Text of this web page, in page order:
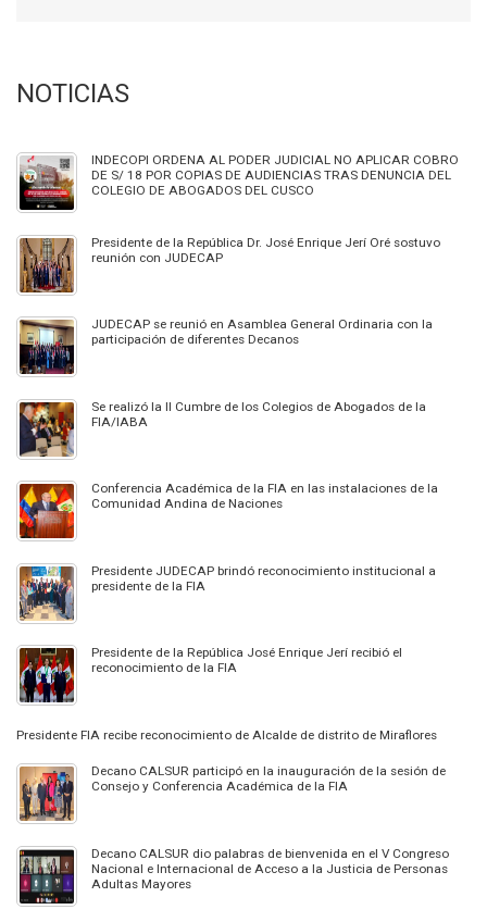
NOTICIAS
INDECOPI ORDENA AL PODER JUDICIAL NO APLICAR COBRO
DE S/ 18 POR COPIAS DE AUDIENCIAS TRAS DENUNCIA DEL
COLEGIO DE ABOGADOS DEL CUSCO
Presidente de la República Dr. José Enrique Jerí Oré sostuvo
reunión con JUDECAP
JUDECAP se reunió en Asamblea General Ordinaria con la
participación de diferentes Decanos
Se realizó la II Cumbre de los Colegios de Abogados de la
FIA/IABA
Conferencia Académica de la FIA en las instalaciones de la
Comunidad Andina de Naciones
Presidente JUDECAP brindó reconocimiento institucional a
presidente de la FIA
Presidente de la República José Enrique Jerí recibió el
reconocimiento de la FIA
Presidente FIA recibe reconocimiento de Alcalde de distrito de Miraflores
Decano CALSUR participó en la inauguración de la sesión de
Consejo y Conferencia Académica de la FIA
Decano CALSUR dio palabras de bienvenida en el V Congreso
Nacional e Internacional de Acceso a la Justicia de Personas
Adultas Mayores